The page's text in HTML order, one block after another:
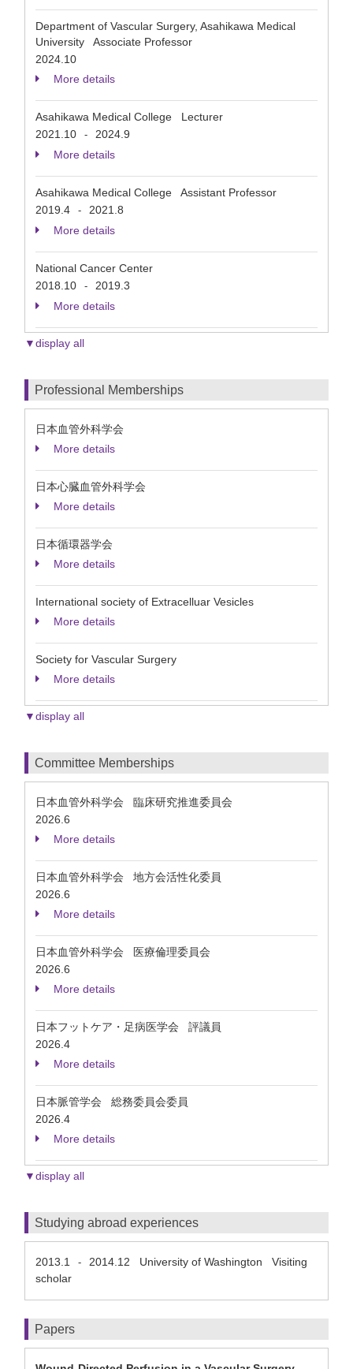
Department of Vascular Surgery, Asahikawa Medical
University Associate Professor
2024.10
More details
Asahikawa Medical College Lecturer
2021.10
-
2024.9
More details
Asahikawa Medical College Assistant Professor
2019.4
-
2021.8
More details
National Cancer Center
2018.10
-
2019.3
More details
▼display all
Professional Memberships
日本血管外科学会
More details
日本心臓血管外科学会
More details
日本循環器学会
More details
International society of Extracelluar Vesicles
More details
Society for Vascular Surgery
More details
▼display all
Committee Memberships
日本血管外科学会 臨床研究推進委員会
2026.6
More details
日本血管外科学会 地方会活性化委員
2026.6
More details
日本血管外科学会 医療倫理委員会
2026.6
More details
日本フットケア・足病医学会 評議員
2026.4
More details
日本脈管学会 総務委員会委員
2026.4
More details
▼display all
Studying abroad experiences
2013.1 - 2014.12 University of Washington Visiting
scholar
Papers